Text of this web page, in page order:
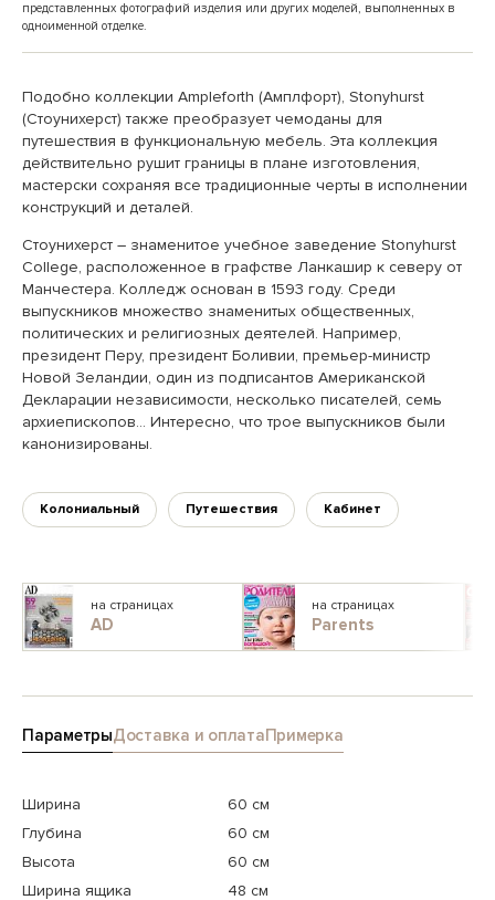
представленных фотографий изделия или других моделей, выполненных в
одноименной отделке.
Подобно коллекции Ampleforth (Амплфорт), Stonyhurst
(Стоунихерст) также преобразует чемоданы для
путешествия в функциональную мебель. Эта коллекция
действительно рушит границы в плане изготовления,
мастерски сохраняя все традиционные черты в исполнении
конструкций и деталей.
Стоунихерст – знаменитое учебное заведение Stonyhurst
College, расположенное в графстве Ланкашир к северу от
Манчестера. Колледж основан в 1593 году. Среди
выпускников множество знаменитых общественных,
политических и религиозных деятелей. Например,
президент Перу, президент Боливии, премьер-министр
Новой Зеландии, один из подписантов Американской
Декларации независимости, несколько писателей, семь
архиепископов… Интересно, что трое выпускников были
канонизированы.
Колониальный Путешествия Кабинет
на страницах
AD
на страницах
Parents
ПараметрыДоставка и оплатаПримерка
Ширина
60 см
Глубина
60 см
Высота
60 см
Ширина ящика
48 см